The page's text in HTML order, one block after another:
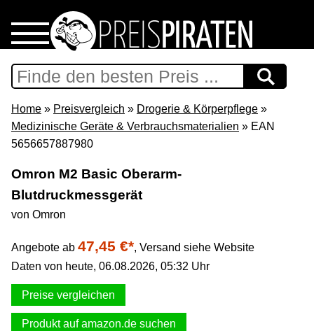
Home
Download
Preispiraten auf Facebook
Support & Newsletter
Presse
Datenschutz
Impressum
Home » Preisvergleich » Drogerie & Körperpflege »
Medizinische Geräte & Verbrauchsmaterialien » EAN
5656657887980
Omron M2 Basic Oberarm-
Blutdruckmessgerät
von Omron
Angebote ab 47,45 €*, Versand siehe Website
Daten von heute, 06.08.2026, 05:32 Uhr
Preise vergleichen
Produkt auf amazon.de suchen